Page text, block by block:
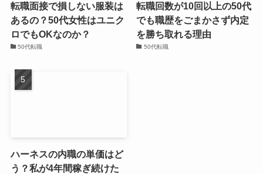
転職面接で損しない服装は
あるの？50代女性はユニク
ロでもOKなのか？
50代転職
転職回数が10回以上の50代
でも職歴をごまかさず内定
を勝ち取れる理由
50代転職
ハーネスの内職の単価はど
う？私が4年間稼ぎ続けた